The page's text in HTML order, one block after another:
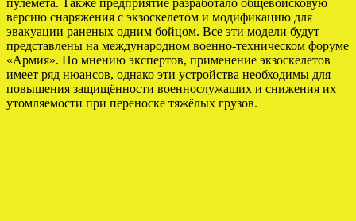
версию снаряжения с экзоскелетом и модификацию для
эвакуации раненых одним бойцом. Все эти модели будут
представлены на международном военно-техническом форуме
«Армия». По мнению экспертов, применение экзоскелетов
имеет ряд нюансов, однако эти устройства необходимы для
повышения защищённости военнослужащих и снижения их
утомляемости при переноске тяжёлых грузов.